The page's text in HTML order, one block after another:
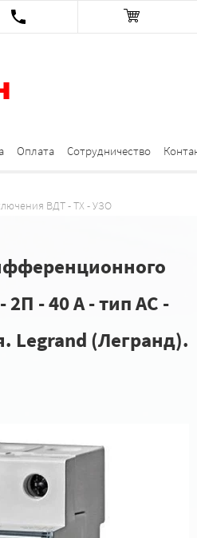
Оплата Сотрудничество
ВДТ - ТХ - УЗО
- 40 А - тип AC -
Legrand (Легранд).